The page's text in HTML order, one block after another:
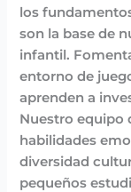
los
son la base de
infantil.
entorno de
aprenden a
Nuestro equipo
habilidades
diversidad
pequeños